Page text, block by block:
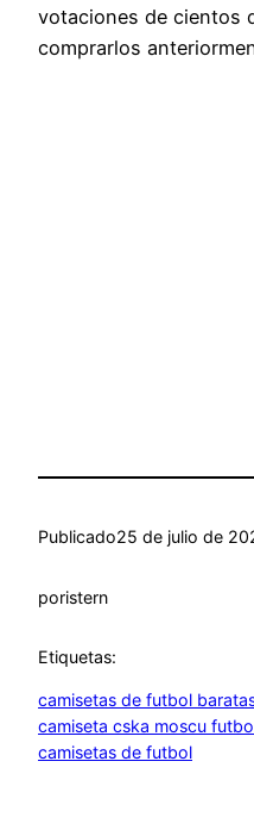
votaciones de cientos
comprarlos
Publicado25 de julio de
poristern
Etiquetas:
camisetas de futbol
camiseta cska moscu
camisetas de futbol